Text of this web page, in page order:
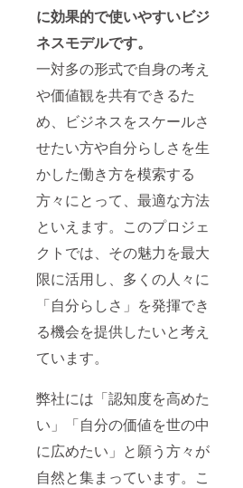
に効果的で使いやすいビジ
ネスモデルです。
一対多の形式で自身の考え
や価値観を共有できるた
め、ビジネスをスケールさ
せたい方や自分らしさを生
かした働き方を模索する
方々にとって、最適な方法
といえます。このプロジェ
クトでは、その魅力を最大
限に活用し、多くの人々に
「自分らしさ」を発揮でき
る機会を提供したいと考え
ています。
弊社には「認知度を高めた
い」「自分の価値を世の中
に広めたい」と願う方々が
自然と集まっています。こ